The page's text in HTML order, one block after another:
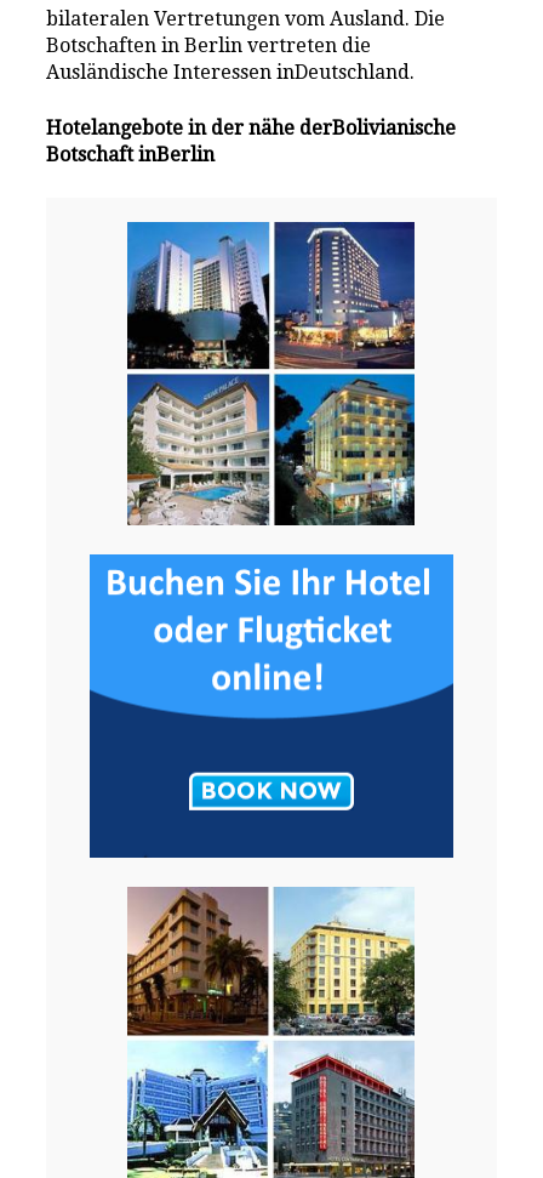
bilateralen Vertretungen vom Ausland. Die
Botschaften in Berlin vertreten die
Ausländische Interessen inDeutschland.
Hotelangebote in der nähe derBolivianische
Botschaft inBerlin